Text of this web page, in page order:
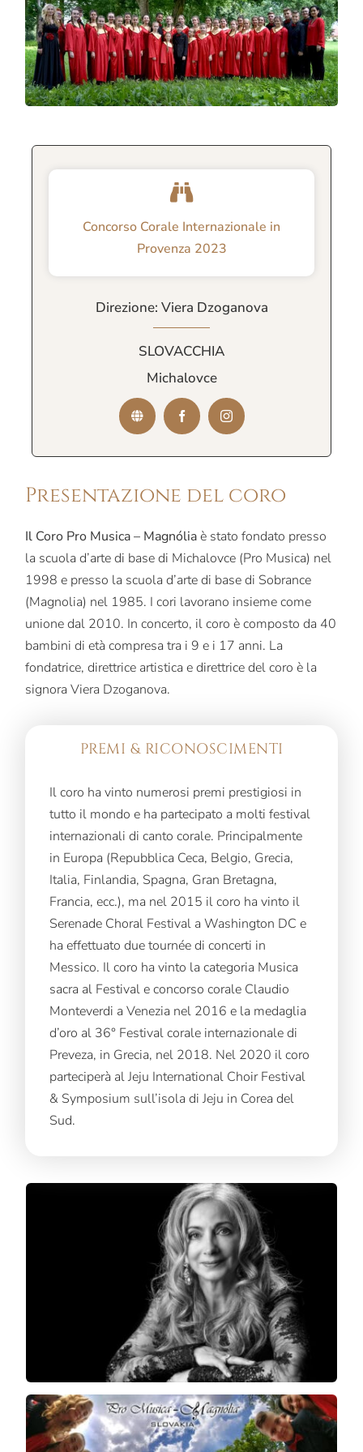
Presentazione del coro
Il Coro Pro Musica – Magnóliaè stato fondato presso
la scuola d’arte di base di Michalovce (Pro Musica) nel
1998 e presso la scuola d’arte di base di Sobrance
(Magnolia) nel 1985. I cori lavorano insieme come
unione dal 2010. In concerto, il coro è composto da 40
bambini di età compresa tra i 9 e i 17 anni. La
fondatrice, direttrice artistica e direttrice del coro è la
signora Viera Dzoganova.
PREMI & RICONOSCIMENTI
Il coro ha vinto numerosi premi prestigiosi in
tutto il mondo e ha partecipato a molti festival
internazionali di canto corale. Principalmente
in Europa (Repubblica Ceca, Belgio, Grecia,
Italia, Finlandia, Spagna, Gran Bretagna,
Francia, ecc.), ma nel 2015 il coro ha vinto il
Serenade Choral Festival a Washington DC e
ha effettuato due tournée di concerti in
Messico. Il coro ha vinto la categoria Musica
sacra al Festival e concorso corale Claudio
Monteverdi a Venezia nel 2016 e la medaglia
d’oro al 36° Festival corale internazionale di
Preveza, in Grecia, nel 2018. Nel 2020 il coro
parteciperà al Jeju International Choir Festival
& Symposium sull’isola di Jeju in Corea del
Sud.
Concorso Corale Internazionale in
Provenza 2023
Direzione: Viera Dzoganova
SLOVACCHIA
Michalovce